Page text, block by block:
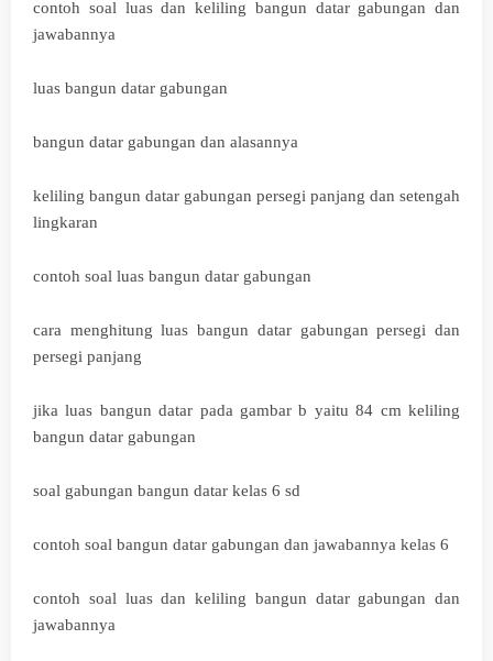
contoh soal luas dan keliling bangun datar gabungan dan
jawabannya
luas bangun datar gabungan
bangun datar gabungan dan alasannya
keliling bangun datar gabungan persegi panjang dan setengah
lingkaran
contoh soal luas bangun datar gabungan
cara menghitung luas bangun datar gabungan persegi dan
persegi panjang
jika luas bangun datar pada gambar b yaitu 84 cm keliling
bangun datar gabungan
soal gabungan bangun datar kelas 6 sd
contoh soal bangun datar gabungan dan jawabannya kelas 6
contoh soal luas dan keliling bangun datar gabungan dan
jawabannya